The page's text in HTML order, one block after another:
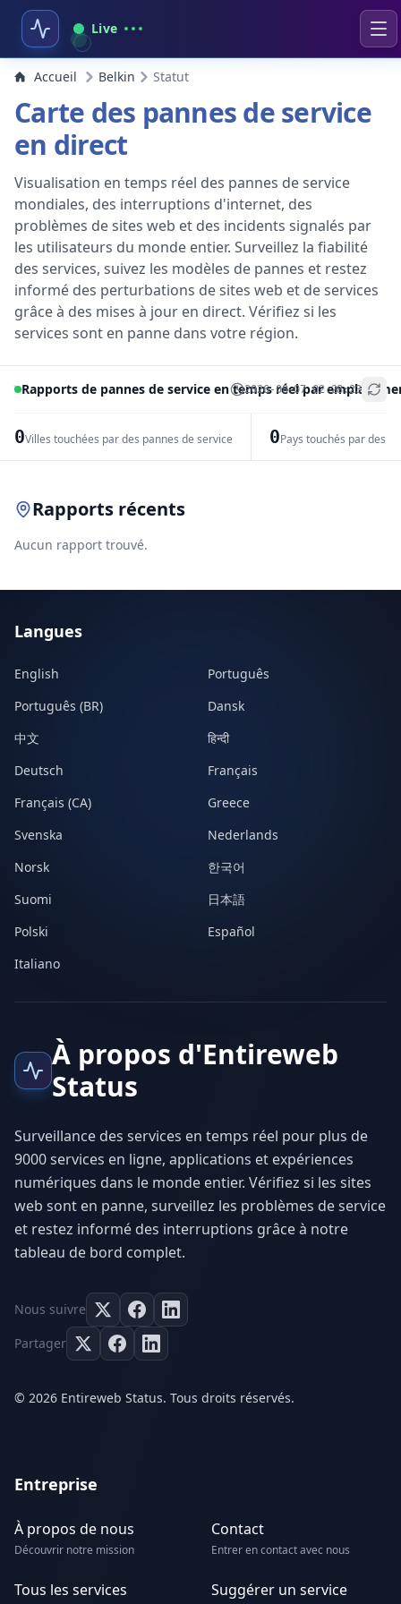
Live
Accueil Belkin Statut
Carte des pannes de service
en direct
Visualisation en temps réel des pannes de service
mondiales, des interruptions d'internet, des
problèmes de sites web et des incidents signalés par
les utilisateurs du monde entier. Surveillez la fiabilité
des services, suivez les modèles de pannes et restez
informé des perturbations de sites web et de services
grâce à des mises à jour en direct. Vérifiez si les
services sont en panne dans votre région.
Rapports de pannes de service en temps réel par
2026-08-07 02:28:23
0Villes touchées par des pannes de service 0Pays touchés par des
+
Rapports récents
Aucun rapport trouvé.
Langues
English
Português
Português (BR)
Dansk
中文
हिन्दी
Deutsch
Français
Français (CA)
Greece
Svenska
Nederlands
Norsk
한국어
Suomi
日本語
Polski
Español
Italiano
À propos d'Entireweb
Status
Surveillance des services en temps réel pour plus de
9000 services en ligne, applications et expériences
numériques dans le monde entier. Vérifiez si les sites
web sont en panne, surveillez les problèmes de service
et restez informé des interruptions grâce à notre
tableau de bord complet.
Nous suivre
Partager
© 2026 Entireweb Status. Tous droits réservés.
Entreprise
À propos de nous
Découvrir notre mission
Contact
Entrer en contact avec nous
Tous les services Suggérer un service